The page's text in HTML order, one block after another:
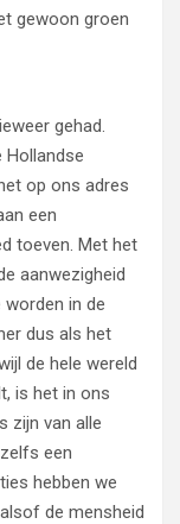
gewoon groen
gehad.
Hollandse
op ons adres
een
toeven. Met het
aanwezigheid
worden in de
dus als het
de hele wereld
is het in ons
zijn van alle
een
hebben we
de mensheid